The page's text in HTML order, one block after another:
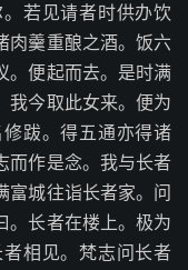
若见请者时供办饮
肉羹重酿之酒。饭六
。便起而去。是时满
我今取此女来。便为
跋。得五通亦得诸
而作是念。我与长者
富城往诣长者家。问
。长者在楼上。极为
相见。梵志问长者